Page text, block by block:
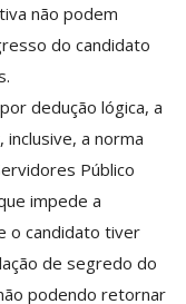
não podem
do candidato
dedução lógica, a
a norma
Público
impede a
o candidato tiver
de segredo do
podendo retornar